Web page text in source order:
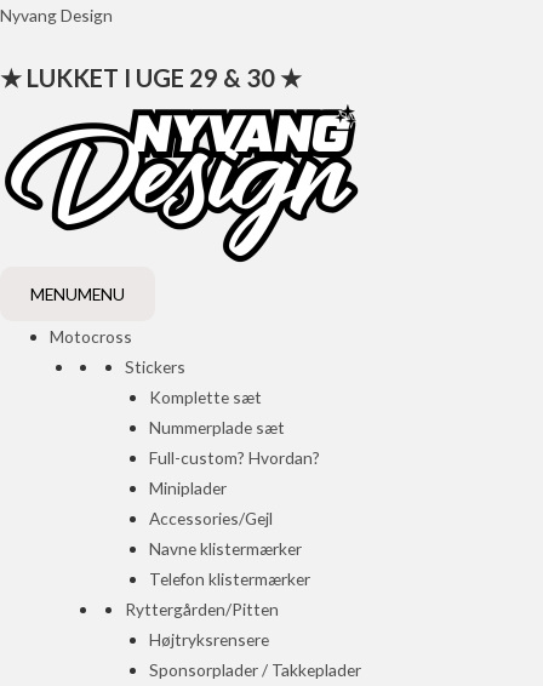
Gå
indholdet
Nyvang Design
★ LUKKET I UGE 29 & 30 ★
MENUMENU
Motocross
Stickers
Komplette sæt
Nummerplade sæt
Full-custom? Hvordan?
Miniplader
Accessories/Gejl
Navne klistermærker
Telefon klistermærker
Ryttergården/Pitten
Højtryksrensere
Sponsorplader / Takkeplader